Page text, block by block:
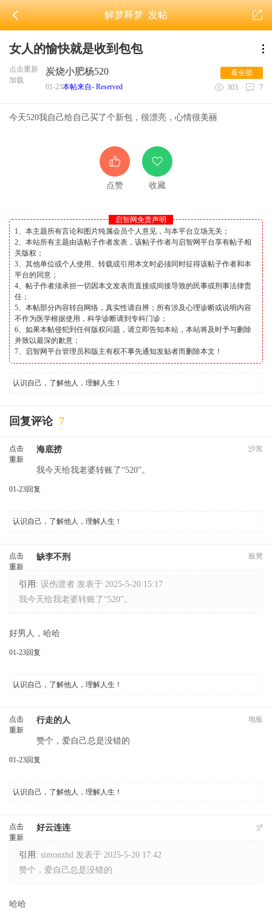
解梦释梦发帖
女人的愉快就是收到包包
点击重新
加载
炭烧小肥杨520
01-23本帖来自- Reserved
看全部
303
7
今天520我自己给自己买了个新包，很漂亮，心情很美丽
点赞 收藏
启智网免责声明
1、本主题所有言论和图片纯属会员个人意见，与本平台立场无关；
2、本站所有主题由该帖子作者发表，该帖子作者与启智网平台享有帖子相
关版权；
3、其他单位或个人使用、转载或引用本文时必须同时征得该帖子作者和本
平台的同意；
4、帖子作者须承担一切因本文发表而直接或间接导致的民事或刑事法律责
任；
5、本帖部分内容转自网络，真实性请自辨；所有涉及心理诊断或说明内容
不作为医学根据使用，科学诊断请到专科门诊；
6、如果本帖侵犯到任何版权问题，请立即告知本站，本站将及时予与删除
并致以最深的歉意；
7、启智网平台管理员和版主有权不事先通知发贴者而删除本文！
认识自己，了解他人，理解人生！
回复评论 7
点击
重新
沙发
海底捞
我今天给我老婆转账了“520”。
01-23回复
认识自己，了解他人，理解人生！
点击
重新
板凳
缺李不刑
引用: 误伤渡者 发表于 2025-5-20 15:17
我今天给我老婆转账了“520”。
好男人，哈哈
01-23回复
认识自己，了解他人，理解人生！
点击
重新
地板
行走的人
赞个，爱自己总是没错的
01-23回复
认识自己，了解他人，理解人生！
点击
重新
5#
好云连连
引用: simonzhd 发表于 2025-5-20 17:42
赞个，爱自己总是没错的
哈哈